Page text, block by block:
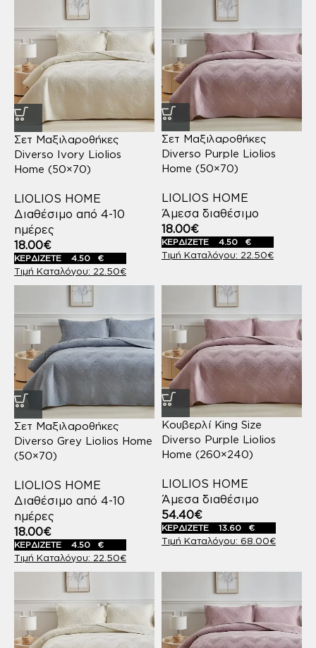
Σετ Μαξιλαροθήκες
Diverso Ivory Liolios
Home (50×70)
LIOLIOS HOME
Διαθέσιμο από 4-10
ημέρες
22.50€
18.00€
ΚΕΡΔΙΖΕΤΕ 4.50 €
Σετ Μαξιλαροθήκες
Diverso Purple Liolios
Home (50×70)
LIOLIOS HOME
Άμεσα διαθέσιμο
22.50€
18.00€
ΚΕΡΔΙΖΕΤΕ 4.50 €
Σετ Μαξιλαροθήκες
Diverso Grey Liolios Home
(50×70)
LIOLIOS HOME
Διαθέσιμο από 4-10
ημέρες
22.50€
18.00€
ΚΕΡΔΙΖΕΤΕ 4.50 €
Κουβερλί King Size
Diverso Purple Liolios
Home (260×240)
LIOLIOS HOME
Άμεσα διαθέσιμο
68.00€
54.40€
ΚΕΡΔΙΖΕΤΕ 13.60 €